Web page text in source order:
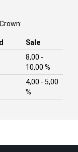
Sale
8,00 -
10,00 %
4,00 - 5,00
%